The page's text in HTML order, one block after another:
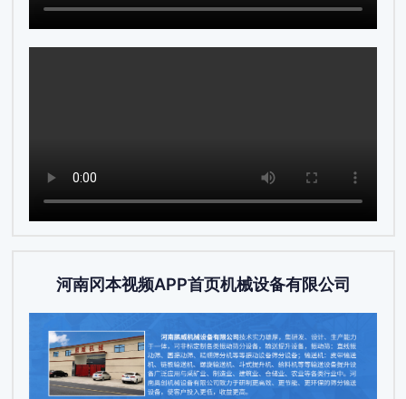
河南冈本视频APP首页机械设备有限公司